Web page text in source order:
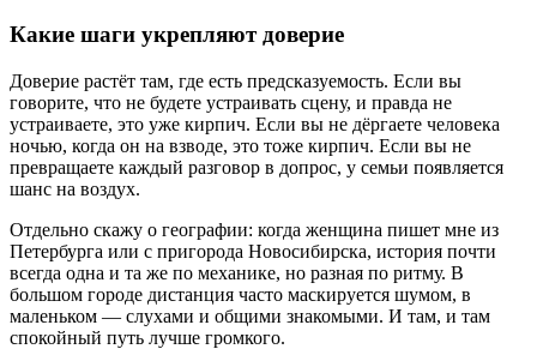
Какие шаги укрепляют доверие
Доверие растёт там, где есть предсказуемость. Если вы
говорите, что не будете устраивать сцену, и правда не
устраиваете, это уже кирпич. Если вы не дёргаете человека
ночью, когда он на взводе, это тоже кирпич. Если вы не
превращаете каждый разговор в допрос, у семьи появляется
шанс на воздух.
Отдельно скажу о географии: когда женщина пишет мне из
Петербурга или с пригорода Новосибирска, история почти
всегда одна и та же по механике, но разная по ритму. В
большом городе дистанция часто маскируется шумом, в
маленьком — слухами и общими знакомыми. И там, и там
спокойный путь лучше громкого.